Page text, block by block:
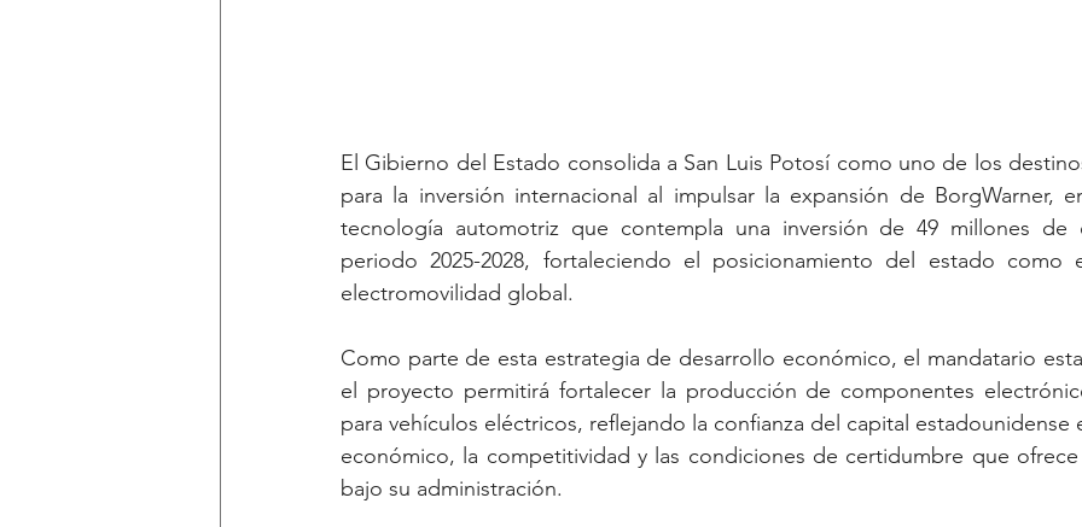
El Gibierno del Estado consolida a San Luis Potosí como uno de los
para la inversión internacional al impulsar la expansión de BorgWarner,
tecnología automotriz que contempla una inversión de 49 millones de
periodo 2025-2028, fortaleciendo el posicionamiento del estado como
electromovilidad global.
Como parte de esta estrategia de desarrollo económico, el mandatario
el proyecto permitirá fortalecer la producción de componentes
para vehículos eléctricos, reflejando la confianza del capital estadounidense
económico, la competitividad y las condiciones de certidumbre que ofrece
bajo su administración.